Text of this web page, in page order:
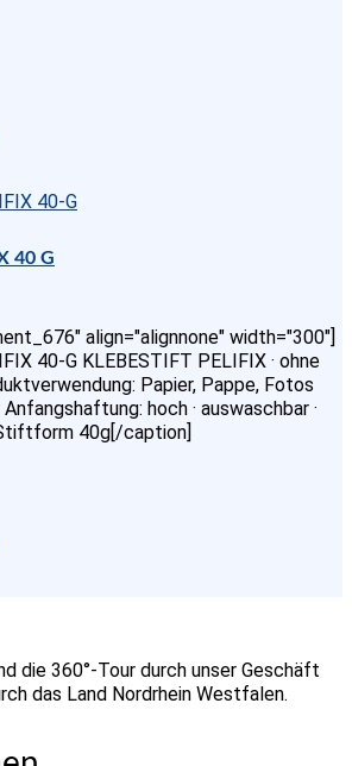
40 G
align="alignnone" width="300"]
KLEBESTIFT PELIFIX · ohne
Papier, Pappe, Fotos
hoch · auswaschbar ·
40g[/caption]
die 360°-Tour durch unser Geschäft
das Land Nordrhein Westfalen.